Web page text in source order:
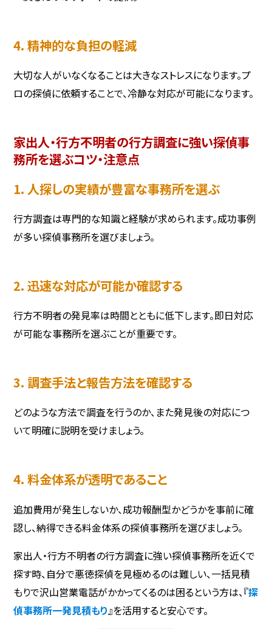
4. 精神的な負担の軽減
大切な人がいなくなることは大きなストレスになります。プ
ロの探偵に依頼することで、冷静な対応が可能になります。
家出人・行方不明者の行方調査に強い探偵事
務所を選ぶコツ・注意点
1. 人探しの実績が豊富な事務所を選ぶ
行方調査は専門的な知識と経験が求められます。成功事例
が多い探偵事務所を選びましょう。
2. 迅速な対応が可能か確認する
行方不明者の発見率は時間とともに低下します。即日対応
が可能な事務所を選ぶことが重要です。
3. 調査手法と報告方法を確認する
どのような方法で調査を行うのか、また発見後の対応につ
いて明確に説明を受けましょう。
4. 料金体系が透明であること
追加費用が発生しないか、成功報酬型かどうかを事前に確
認し、納得できる料金体系の探偵事務所を選びましょう。
家出人・行方不明者の行方調査に強い探偵事務所を近くで
探す時、自分で悪徳探偵を見極めるのは難しい、一括見積
もりで沢山営業電話がかかってくるのは困るという方は、『探
偵事務所一発見積もり 』を活用すると安心です。